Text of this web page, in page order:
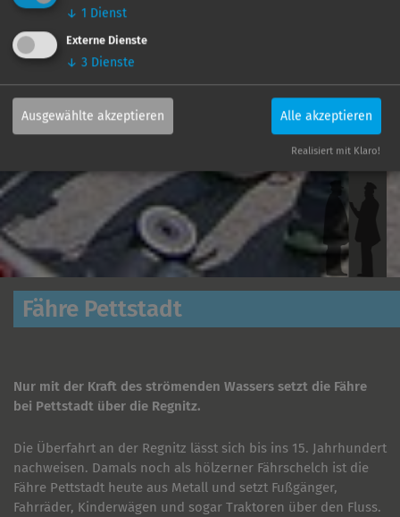
Fähre Pettstadt
Nur mit der Kraft des strömenden Wassers setzt die Fähre
bei Pettstadt über die Regnitz.
Die Überfahrt an der Regnitz lässt sich bis ins 15. Jahrhundert
nachweisen. Damals noch als hölzerner Fährschelch ist die
Fähre Pettstadt heute aus Metall und setzt Fußgänger,
Fahrräder, Kinderwägen und sogar Traktoren über den Fluss.
↓ 1 Dienst
Externe Dienste
↓ 3 Dienste
Ausgewählte akzeptieren Alle akzeptieren
Realisiert mit Klaro!